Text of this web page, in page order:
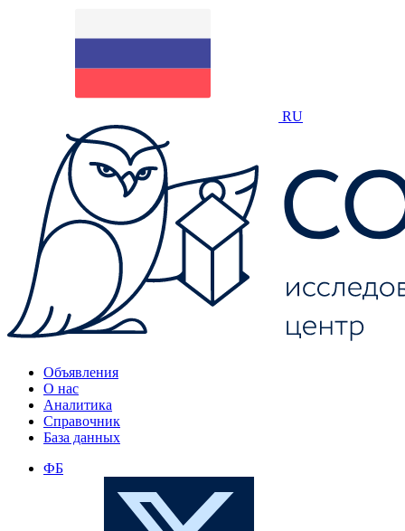
RU
Объявления
О нас
Аналитика
Справочник
База данных
ФБ